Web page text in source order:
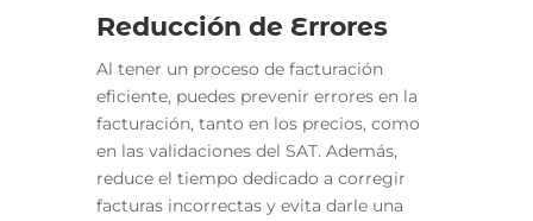
Reducción de Errores
Al tener un proceso de facturación
eficiente, puedes prevenir errores en la
facturación, tanto en los precios, como
en las validaciones del SAT. Además,
reduce el tiempo dedicado a corregir
facturas incorrectas y evita darle una